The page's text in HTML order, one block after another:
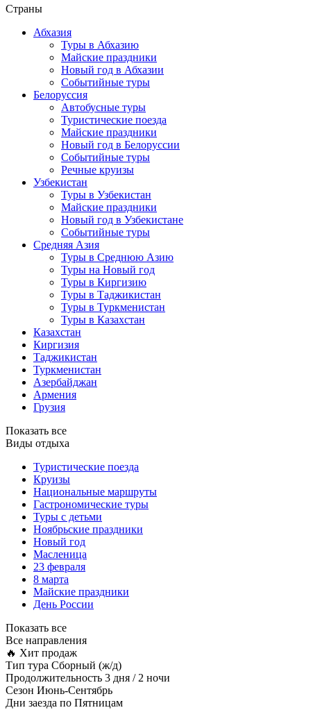
Страны
Абхазия
Туры в Абхазию
Майские праздники
Новый год в Абхазии
Событийные туры
Белоруссия
Автобусные туры
Туристические поезда
Майские праздники
Новый год в Белоруссии
Событийные туры
Речные круизы
Узбекистан
Туры в Узбекистан
Майские праздники
Новый год в Узбекистане
Событийные туры
Средняя Азия
Туры в Среднюю Азию
Туры на Новый год
Туры в Киргизию
Туры в Таджикистан
Туры в Туркменистан
Туры в Казахстан
Казахстан
Киргизия
Таджикистан
Туркменистан
Азербайджан
Армения
Грузия
Показать все
Виды отдыха
Туристические поезда
Круизы
Национальные маршруты
Гастрономические туры
Туры с детьми
Ноябрьские праздники
Новый год
Масленица
23 февраля
8 марта
Майские праздники
День России
Показать все
Все направления
🔥 Хит продаж
Тип тура Сборный (ж/д)
Продолжительность 3 дня / 2 ночи
Сезон Июнь-Сентябрь
Дни заезда по Пятницам